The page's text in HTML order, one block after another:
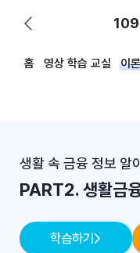
뒤로 가기
홈 영상 학습 교실 이
생활 속 금융 정보 알
PART2. 생활금
학습하기